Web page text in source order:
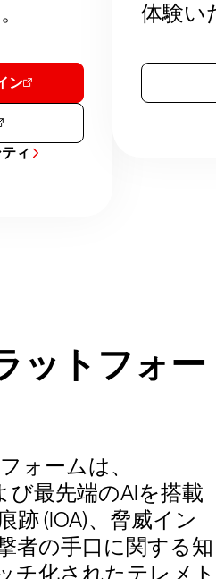
ン
ィ
体験い
ットフォー
ォームは、
び最先端のAIを搭載
跡 (IOA)、脅威イン
者の手口に関する知
チ化されたテレメト